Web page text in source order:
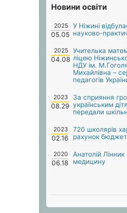
Новини освіти
2025
05.05
У Ніжині
науково-
2025
04.08
Учителька
ліцею
НДУ ім.
Михайлівна –
педагогів
2023
08.29
За сприяння
українським
передали
2023
02.16
720 школярів
рахунок
2020
06.18
Анатолій Лінник
медицину